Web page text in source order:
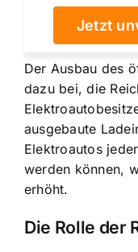
Jetzt
Der Ausbau des
dazu bei, die
ausgebaute
Elektroautos
werden können,
erhöht.
Die Rolle der